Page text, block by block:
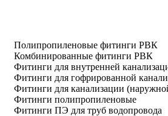
Полипропиленовые фитинги РВК
Комбинированные фитинги РВК
Фитинги для внутренней
Фитинги для гофрированной
Фитинги для канализации
Фитинги полипропиленовые
Фитинги ПЭ для труб водопровода